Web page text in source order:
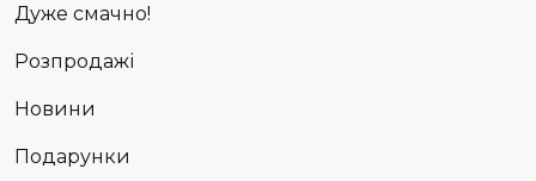
Дуже смачно!
Розпродажі
Новини
Подарунки